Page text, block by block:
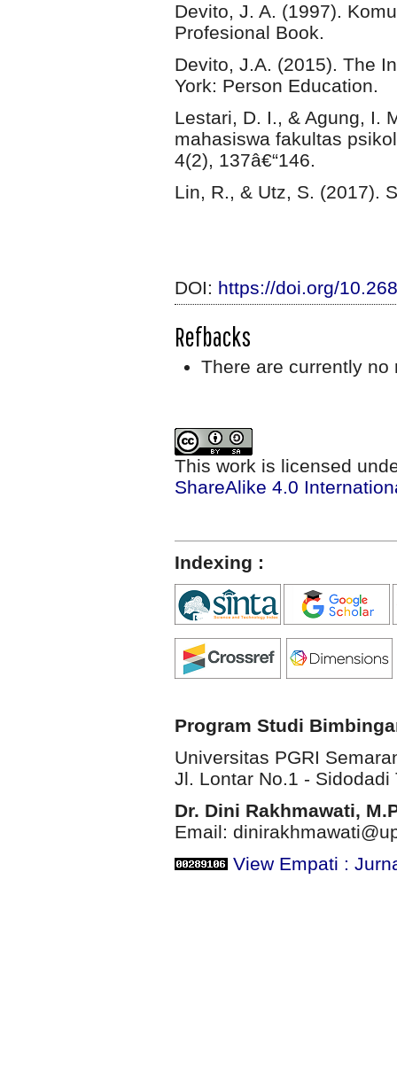
Devito, J. A. (1997).
Profesional Book.
Devito, J.A. (2015). The
York: Person Education.
Lestari, D. I., & Agung, I.
mahasiswa fakultas
4(2), 137â€“146.
Lin, R., & Utz, S. (2017).
DOI: https://doi.org/
Refbacks
There are currently no
This work is licensed
ShareAlike 4.0
Indexing :
Program Studi
Universitas PGRI
Jl. Lontar No.1 - Sidodadi
Dr. Dini Rakhmawati,
Email:
View Empati :